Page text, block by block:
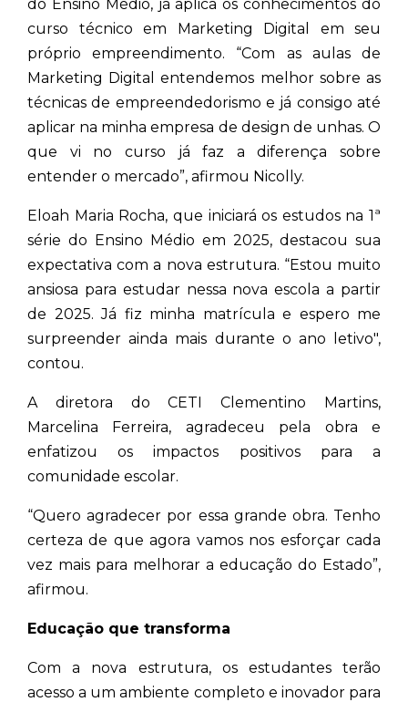
do Ensino Médio, já aplica os conhecimentos do
curso técnico em Marketing Digital em seu
próprio empreendimento. “Com as aulas de
Marketing Digital entendemos melhor sobre as
técnicas de empreendedorismo e já consigo até
aplicar na minha empresa de design de unhas. O
que vi no curso já faz a diferença sobre
entender o mercado”, afirmou Nicolly.
Eloah Maria Rocha, que iniciará os estudos na 1ª
série do Ensino Médio em 2025, destacou sua
expectativa com a nova estrutura. “Estou muito
ansiosa para estudar nessa nova escola a partir
de 2025. Já fiz minha matrícula e espero me
surpreender ainda mais durante o ano letivo",
contou.
A diretora do CETI Clementino Martins,
Marcelina Ferreira, agradeceu pela obra e
enfatizou os impactos positivos para a
comunidade escolar.
“Quero agradecer por essa grande obra. Tenho
certeza de que agora vamos nos esforçar cada
vez mais para melhorar a educação do Estado”,
afirmou.
Educação que transforma
Com a nova estrutura, os estudantes terão
acesso a um ambiente completo e inovador para